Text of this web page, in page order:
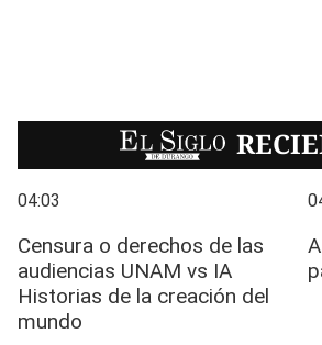
EL SIGLO